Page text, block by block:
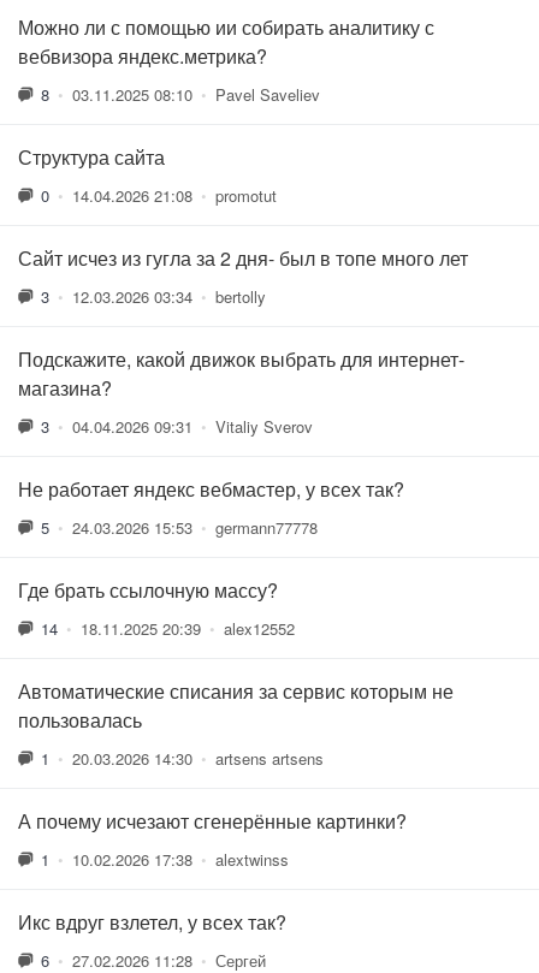
Можно ли с помощью ии собирать аналитику с
вебвизора яндекс.метрика?
8 • 03.11.2025 08:10 • Pavel Saveliev
Структура сайта
0 • 14.04.2026 21:08 • promotut
Сайт исчез из гугла за 2 дня- был в топе много лет
3 • 12.03.2026 03:34 • bertolly
Подскажите, какой движок выбрать для интернет-
магазина?
3 • 04.04.2026 09:31 • Vitaliy Sverov
Не работает яндекс вебмастер, у всех так?
5 • 24.03.2026 15:53 • germann77778
Где брать ссылочную массу?
14 • 18.11.2025 20:39 • alex12552
Автоматические списания за сервис которым не
пользовалась
1 • 20.03.2026 14:30 • artsens artsens
А почему исчезают сгенерённые картинки?
1 • 10.02.2026 17:38 • alextwinss
Икс вдруг взлетел, у всех так?
6 • 27.02.2026 11:28 • Сергей